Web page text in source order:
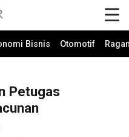
Bisnis Otomotif
Petugas